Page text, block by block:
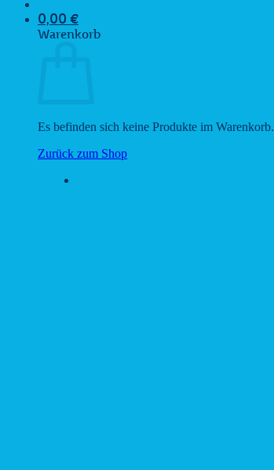
0,00 €
Warenkorb
Es befinden sich keine Produkte im Warenkorb.
Zurück zum Shop